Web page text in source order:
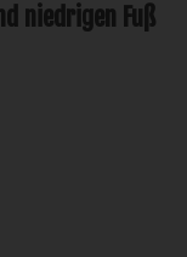
niedrigen Fuß